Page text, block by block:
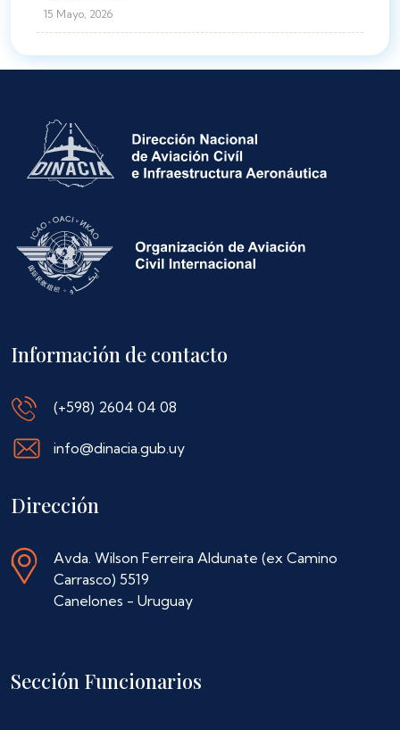
15 Mayo, 2026
Información de contacto
(+598) 2604 04 08
info@dinacia.gub.uy
Dirección
Avda. Wilson Ferreira Aldunate (ex Camino
Carrasco) 5519
Canelones - Uruguay
Sección Funcionarios